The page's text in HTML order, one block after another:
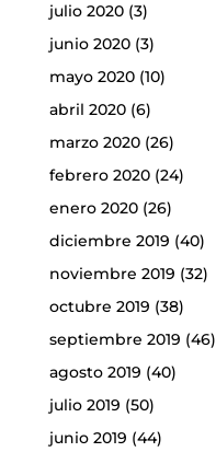
julio 2020(3)
junio 2020(3)
mayo 2020(10)
abril 2020(6)
marzo 2020(26)
febrero 2020(24)
enero 2020(26)
diciembre 2019 (40)
noviembre 2019 (32)
octubre 2019 (38)
septiembre 2019 (46)
agosto 2019 (40)
julio 2019 (50)
junio 2019 (44)